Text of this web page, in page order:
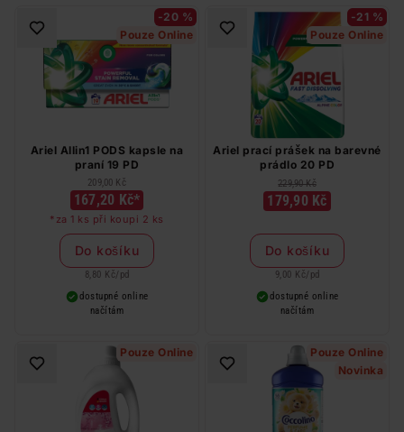
-20 %
Pouze Online
Ariel Allin1 PODS kapsle na
praní 19 PD
209,00 Kč
167,20 Kč*
*za 1 ks při koupi 2 ks
Do košíku
8,80 Kč/ pd
dostupné online
načítám
-21 %
Pouze Online
Ariel prací prášek na barevné
prádlo 20 PD
229,90 Kč
179,90 Kč
Do košíku
9,00 Kč/ pd
dostupné online
načítám
Pouze Online
Pouze Online
Novinka